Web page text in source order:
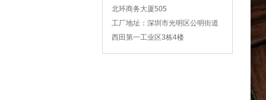
北环商务大厦505
工厂地址： 深圳市光明区公明街道
西田第一工业区3栋4楼